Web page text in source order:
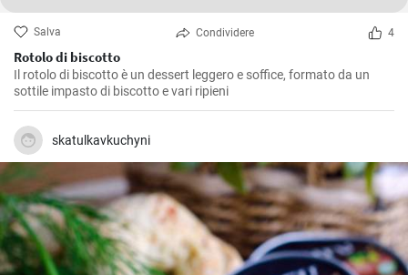
Salva Condividere 4
Rotolo di biscotto
Il rotolo di biscotto è un dessert leggero e soffice, formato da un
sottile impasto di biscotto e vari ripieni
skatulkavkuchyni